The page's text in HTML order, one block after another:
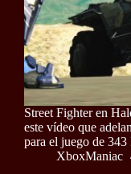
Street Fighter en
este vídeo que
para el juego de 343
XboxManiac